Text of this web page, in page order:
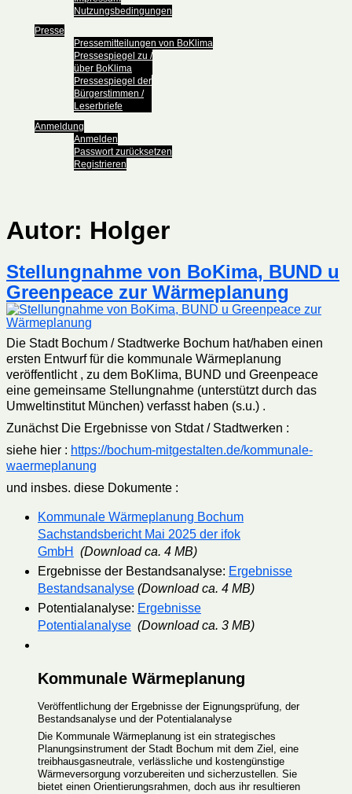
Nutzungsbedingungen
Presse
Pressemitteilungen von BoKlima
Pressespiegel zu /
über BoKlima
Pressespiegel der
Bürgerstimmen /
Leserbriefe
Anmeldung
Anmelden
Passwort zurücksetzen
Registrieren
Autor: Holger
Stellungnahme von BoKima, BUND u
Greenpeace zur Wärmeplanung
Die Stadt Bochum / Stadtwerke Bochum hat/haben einen
ersten Entwurf für die kommunale Wärmeplanung
veröffentlicht , zu dem BoKlima, BUND und Greenpeace
eine gemeinsame Stellungnahme (unterstützt durch das
Umweltinstitut München) verfasst haben (s.u.) .
Zunächst Die Ergebnisse von Stdat / Stadtwerken :
siehe hier : https://bochum-mitgestalten.de/kommunale-
waermeplanung
und insbes. diese Dokumente :
Kommunale Wärmeplanung Bochum
Sachstandsbericht Mai 2025 der ifok
GmbH
(Download ca. 4 MB)
Ergebnisse der Bestandsanalyse: Ergebnisse
Bestandsanalyse (Download ca. 4 MB)
Potentialanalyse: Ergebnisse
Potentialanalyse (Download ca. 3 MB)
Kommunale Wärmeplanung
Veröffentlichung der Ergebnisse der Eignungsprüfung, der
Bestandsanalyse und der Potentialanalyse
Die Kommunale Wärmeplanung ist ein strategisches
Planungsinstrument der Stadt Bochum mit dem Ziel, eine
treibhausgasneutrale, verlässliche und kostengünstige
Wärmeversorgung vorzubereiten und sicherzustellen. Sie
bietet einen Orientierungsrahmen, doch aus ihr resultieren